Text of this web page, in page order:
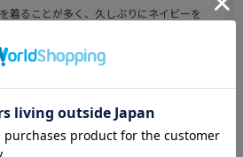
着ることが多く、久しぶりにネイビーを
参考になった 0
2024.4.24